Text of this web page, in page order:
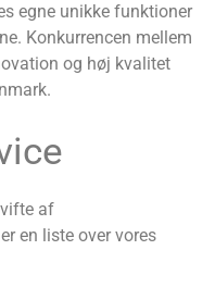
egne unikke funktioner
Konkurrencen mellem
og høj kvalitet
vifte af
en liste over vores